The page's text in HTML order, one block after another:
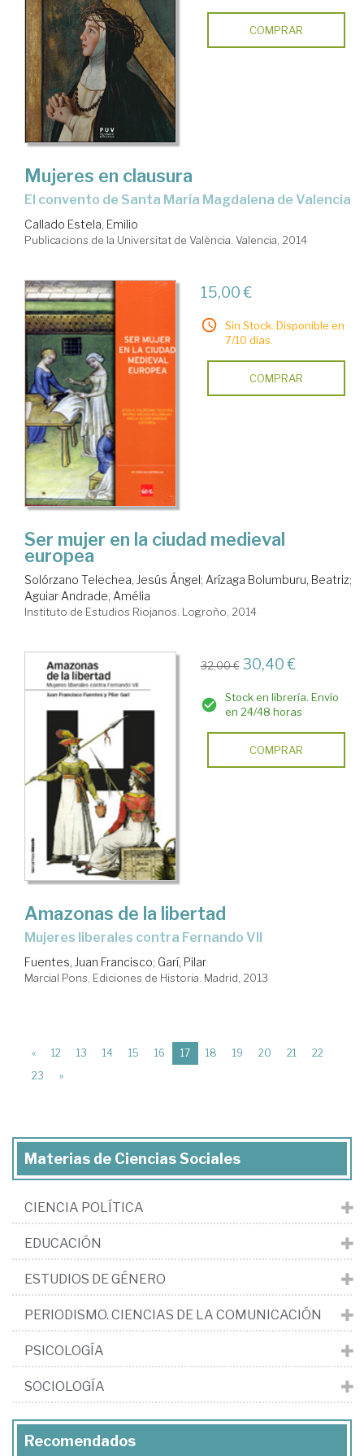
COMPRAR
Mujeres en clausura
el convento de Santa María Magdalena de Valencia
Callado Estela, Emilio
Publicacions de la Universitat de València. Valencia, 2014
15,00 €
Sin Stock. Disponible en
7/10 días.
COMPRAR
Ser mujer en la ciudad medieval
europea
Solórzano Telechea, Jesús Ángel; Arízaga Bolumburu, Beatriz;
Aguiar Andrade, Amélia
Instituto de Estudios Riojanos. Logroño, 2014
32,00 € 30,40 €
Stock en librería. Envío
en 24/48 horas
COMPRAR
Amazonas de la libertad
mujeres liberales contra Fernando VII
Fuentes, Juan Francisco; Garí, Pilar
Marcial Pons, Ediciones de Historia. Madrid, 2013
« 12 13 14 15 16 17(current)
18 19 20 21
22
23
»
Materias de Ciencias Sociales
CIENCIA POLÍTICA
EDUCACIÓN
ESTUDIOS DE GÉNERO
PERIODISMO. CIENCIAS DE LA COMUNICACIÓN
PSICOLOGÍA
SOCIOLOGÍA
Recomendados